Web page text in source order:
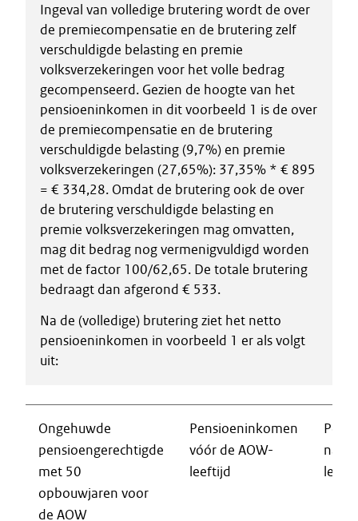
Ingeval van volledige brutering wordt de over
de premiecompensatie en de brutering zelf
verschuldigde belasting en premie
volksverzekeringen voor het volle bedrag
gecompenseerd. Gezien de hoogte van het
pensioeninkomen in dit voorbeeld 1 is de over
de premiecompensatie en de brutering
verschuldigde belasting (9,7%) en premie
volksverzekeringen (27,65%): 37,35% * € 895
= € 334,28. Omdat de brutering ook de over
de brutering verschuldigde belasting en
premie volksverzekeringen mag omvatten,
mag dit bedrag nog vermenigvuldigd worden
met de factor 100/62,65. De totale brutering
bedraagt dan afgerond € 533.
Na de (volledige) brutering ziet het netto
pensioeninkomen in voorbeeld 1 er als volgt
uit:
Ongehuwde
pensioengerechtigde
met 50
opbouwjaren voor
de AOW
Pensioeninkomen
vóór de AOW-
leeftijd
na